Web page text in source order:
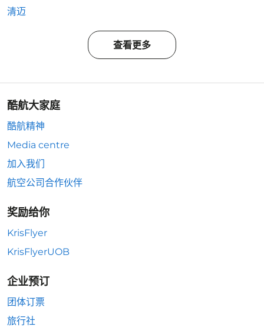
清迈
查看更多
酷航大家庭
酷航精神
Media centre
加入我们
航空公司合作伙伴
奖励给你
KrisFlyer
KrisFlyerUOB
企业预订
团体订票
旅行社